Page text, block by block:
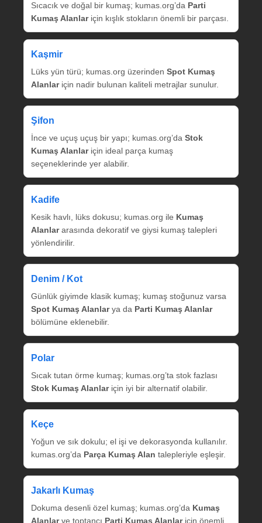
Sıcacık ve doğal bir kumaş; kumas.org’da Parti
Kumaş Alanlariçin kışlık stokların önemli bir parçası.
Kaşmir
Lüks yün türü; kumas.org üzerinden Spot Kumaş
Alanlariçin nadir bulunan kaliteli metrajlar sunulur.
Şifon
İnce ve uçuş uçuş bir yapı; kumas.org’da Stok
Kumaş Alanlariçin ideal parça kumaş
seçeneklerinde yer alabilir.
Kadife
Kesik havlı, lüks dokusu; kumas.org ile Kumaş
Alanlararasında dekoratif ve giysi kumaş talepleri
yönlendirilir.
Denim / Kot
Günlük giyimde klasik kumaş; kumaş stoğunuz varsa
Spot Kumaş Alanlarya da Parti Kumaş Alanlar
bölümüne eklenebilir.
Polar
Sıcak tutan örme kumaş; kumas.org’ta stok fazlası
Stok Kumaş Alanlariçin iyi bir alternatif olabilir.
Keçe
Yoğun ve sık dokulu; el işi ve dekorasyonda kullanılır.
kumas.org’da Parça Kumaş Alan talepleriyle eşleşir.
Jakarlı Kumaş
Dokuma desenli özel kumaş; kumas.org’da Kumaş
Alanlarve toptancı Parti Kumaş Alanlariçin önemli